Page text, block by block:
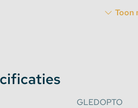
apart van elkaar schakelen. Hierbij
gekoppeld hebben. Via de
of de kleurtemperatuur
Toon
GLEDOPTO